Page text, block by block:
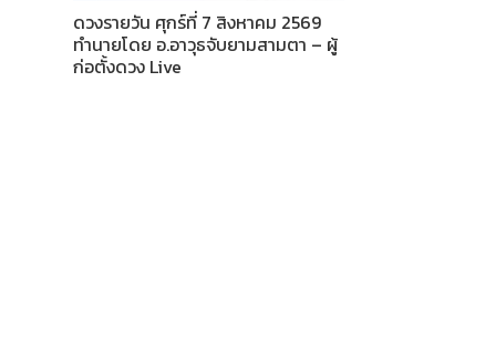
ดวงรายวัน ศุกร์ที่ 7 สิงหาคม 2569
ทำนายโดย อ.อาวุธจับยามสามตา – ผู้
ก่อตั้งดวง Live